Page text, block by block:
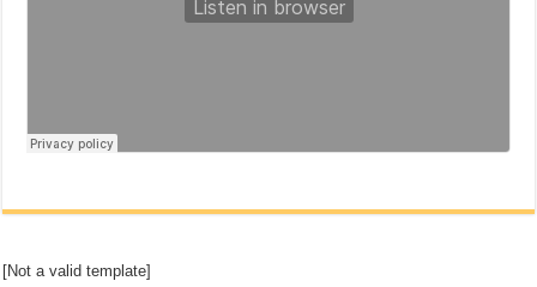
[Not a valid template]